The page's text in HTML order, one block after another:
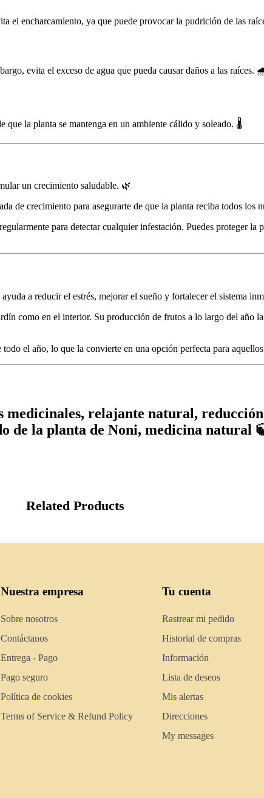
el encharcamiento, ya que puede provocar la pudrición de las
evita el exceso de agua que pueda causar daños a las raíces.
la planta se mantenga en un ambiente cálido y soleado. 🌡️
un crecimiento saludable. 🌿
de crecimiento para asegurarte de que la planta reciba todos los
para detectar cualquier infestación. Puedes proteger la
a reducir el estrés, mejorar el sueño y fortalecer el sistema
como en el interior. Su producción de frutos a lo largo del año
el año, lo que la convierte en una opción perfecta para
relajante natural, reducción
de la planta de Noni, medicina natural
Related Products
Nuestra empresa
Sobre nosotros
Contáctanos
Entrega - Pago
Pago seguro
Política de cookies
Terms of Service & Refund Policy
Tu cuenta
Rastrear mi pedido
Historial de compras
Información
Lista de deseos
Mis alertas
Direcciones
My messages